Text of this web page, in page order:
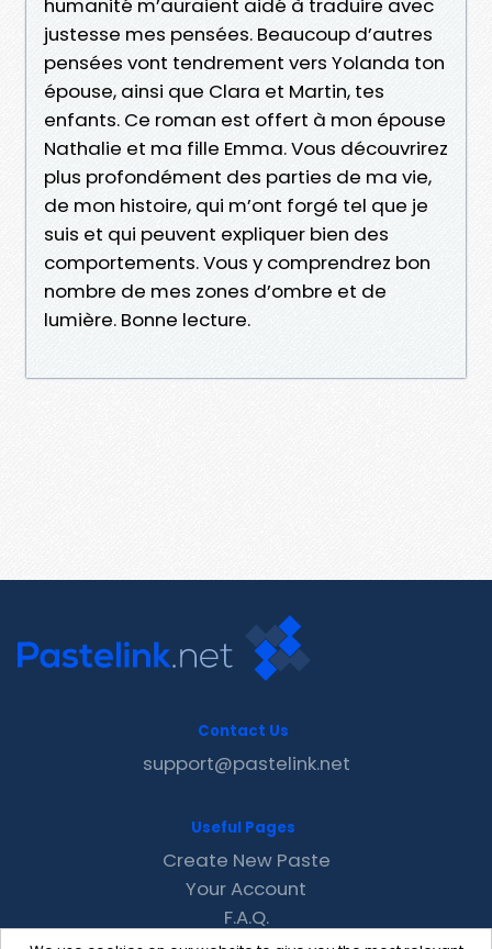
humanité m’auraient aidé à traduire avec
justesse mes pensées. Beaucoup d’autres
pensées vont tendrement vers Yolanda ton
épouse, ainsi que Clara et Martin, tes
enfants. Ce roman est offert à mon épouse
Nathalie et ma fille Emma. Vous découvrirez
plus profondément des parties de ma vie,
de mon histoire, qui m’ont forgé tel que je
suis et qui peuvent expliquer bien des
comportements. Vous y comprendrez bon
nombre de mes zones d’ombre et de
lumière. Bonne lecture.
Contact Us
support@pastelink.net
Useful Pages
Create New Paste
Your Account
F.A.Q.